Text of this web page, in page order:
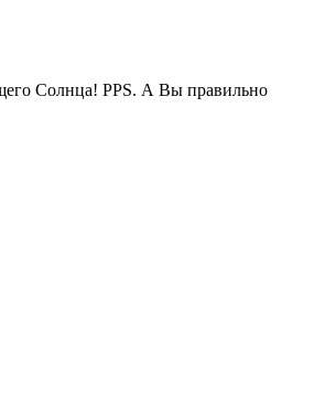
Солнца! PPS. А Вы правильно